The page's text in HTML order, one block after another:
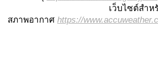
เว็บไซต์สำหรับตร
สภาพอากาศ https://